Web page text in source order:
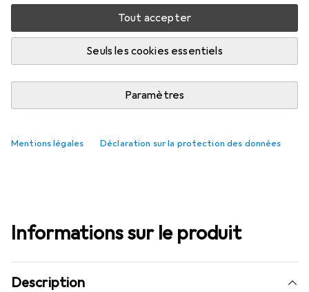
Tout accepter
Seuls les cookies essentiels
Paramètres
Mentions légales Déclaration sur la protection des données
M'informer si le produit est disponible plus tôt
Ajouter au panier
Informations sur le produit
Description